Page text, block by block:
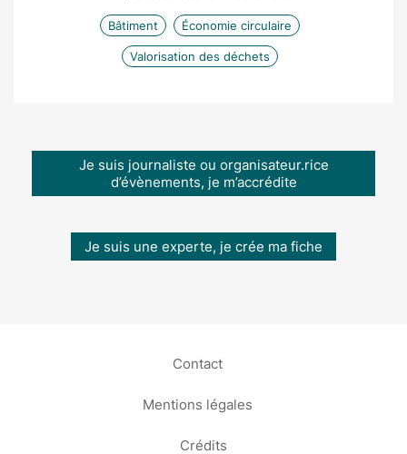
Bâtiment Économie circulaire
Valorisation des déchets
Je suis journaliste ou organisateur.rice
d’évènements, je m’accrédite
Je suis une experte, je crée ma fiche
Contact
Mentions légales
Crédits